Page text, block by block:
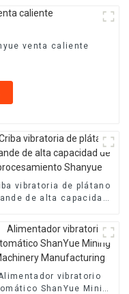
venta caliente
vibratoria de plátano
de alta capacidad
vibratorio
ShanYue Mining